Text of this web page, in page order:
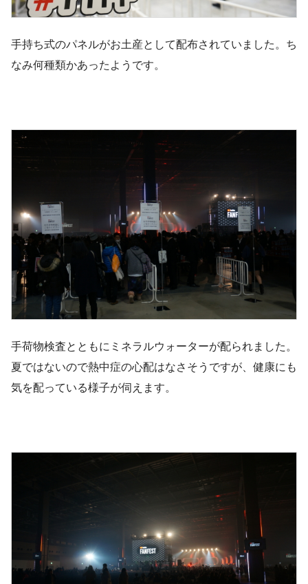
手持ち式のパネルがお土産として配布されていました。ち
なみ何種類かあったようです。
手荷物検査とともにミネラルウォーターが配られました。
夏ではないので熱中症の心配はなさそうですが、健康にも
気を配っている様子が伺えます。